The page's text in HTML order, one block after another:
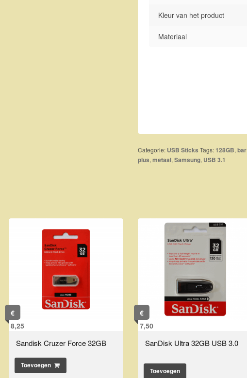
Kleur van het product
Materiaal
Categorie: USB Sticks Tags: 128GB, bar
plus, metaal, Samsung, USB 3.1
€
8,25
Sandisk Cruzer Force 32GB
Toevoegen
€
7,50
SanDisk Ultra 32GB USB 3.0
Toevoegen